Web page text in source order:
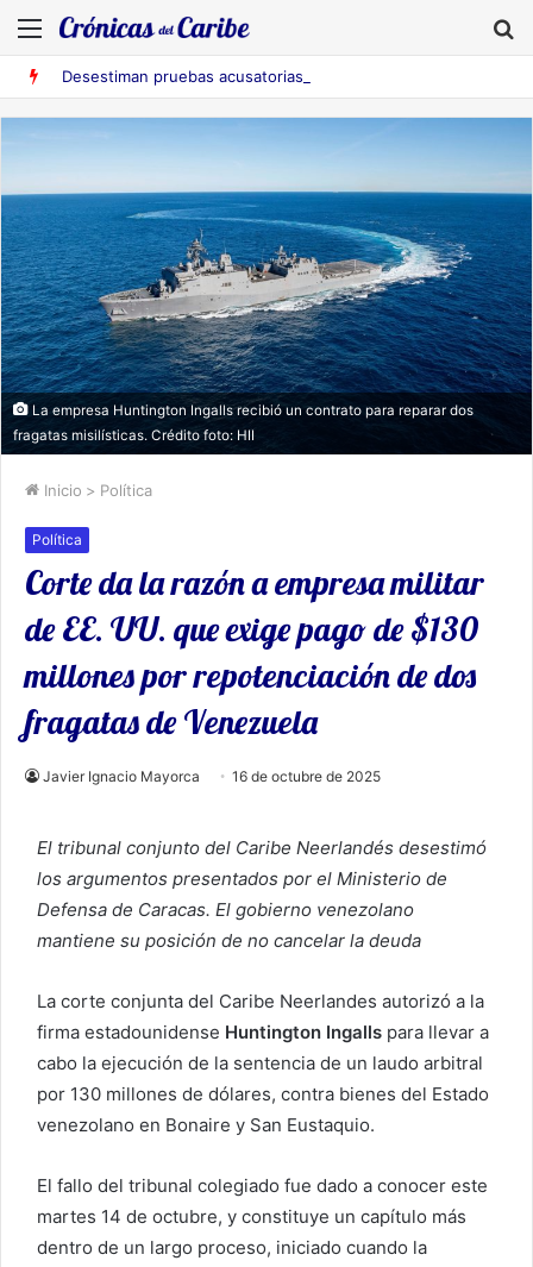
Menú
La empresa Huntington Ingalls recibió un contrato para reparar dos
fragatas misilísticas. Crédito foto: HII
Inicio > Política
Política
Corte da la razón a empresa militar
de EE. UU. que exige pago de $130
millones por repotenciación de dos
fragatas de Venezuela
Javier Ignacio Mayorca 16 de octubre de 2025
El tribunal conjunto del Caribe Neerlandés desestimó
los argumentos presentados por el Ministerio de
Defensa de Caracas. El gobierno venezolano
mantiene su posición de no cancelar la deuda
La corte conjunta del Caribe Neerlandes autorizó a la
firma estadounidense Huntington Ingalls para llevar a
cabo la ejecución de la sentencia de un laudo arbitral
por 130 millones de dólares, contra bienes del Estado
venezolano en Bonaire y San Eustaquio.
El fallo del tribunal colegiado fue dado a conocer este
martes 14 de octubre, y constituye un capítulo más
dentro de un largo proceso, iniciado cuando la